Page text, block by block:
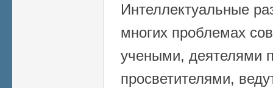
Интеллектуальные
многих проблемах
учеными, деятелями
просветителями,